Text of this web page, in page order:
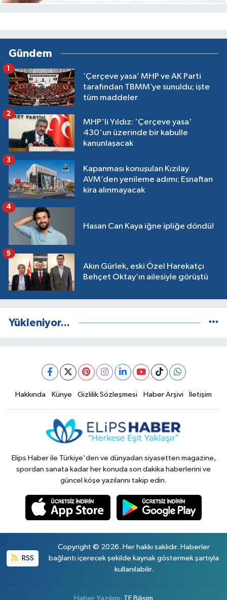
Gündem
‘Çerçeve yasa’ MHP ve AK Parti
tarafından TBMM’ye sunuldu; işte
tüm maddeler
1
MHP'li Yıldız: 'Çerçeve yasa'
430'un üzerinde bir kabulle
kanunlaşacak
2
Kapanması konuşulan Kızılay
AVM’den yenileme adımı: Esnaftan
kira alınmayacak
3
Hasan Can Kaya iğne ipliğe döndü!
4
Akın Gürlek, eski Özel Harekatçı
Behçet Oktay’ın ailesiyle görüştü
5
Yükleniyor...
Hakkında Künye Gizlilik Sözleşmesi Haber Arşivi İletişim
Elips Haber ile Türkiye'den ve dünyadan siyasetten magazine,
spordan sanata kadar her konuda son dakika haberlerini ve
güncel köşe yazılarını takip edin.
RSS
Copyright © 2026. Her hakkı saklıdır. Haberler
bağlantı içerecek şekilde kaynak göstermek şartıyla
kullanılabilir.
Haber Yazılımı: TE Bilişim